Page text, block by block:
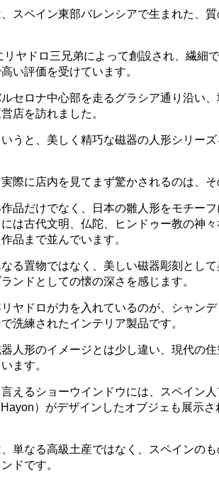
スペイン東部バレンシアで生まれた、
リヤドロ三兄弟によって創設され、繊細
い評価を受けています。
セロナ中心部を走るグラシア通り沿い
店を訪れました。
うと、美しく精巧な磁器の人形シリー
際に店内を見てまず驚かされるのは、そ
品だけでなく、日本の雛人形をモチー
は古代文明、仏陀、ヒンドゥー教の神
品まで並んでいます。
る置物ではなく、美しい磁器彫刻とし
ンドとしての懐の深さを感じます。
リヤドロが力を入れているのが、シャン
洗練されたインテリア製品です。
人形のイメージとは少し違い、現代の
ます。
えるショーウインドウには、スペイン
）がデザインしたオブジェも展示
単なる高級土産ではなく、スペインの
ドです。